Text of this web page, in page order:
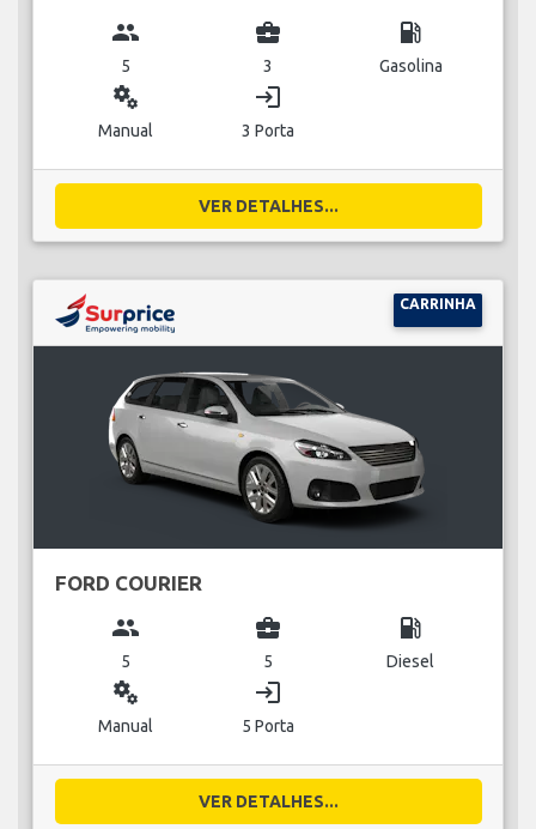
group
5
business_center
3
local_gas_station
Gasolina
miscellaneous_services
Manual
login
3 Porta
VER DETALHES...
CARRINHA
FORD COURIER
group
5
business_center
5
local_gas_station
Diesel
miscellaneous_services
Manual
login
5 Porta
VER DETALHES...